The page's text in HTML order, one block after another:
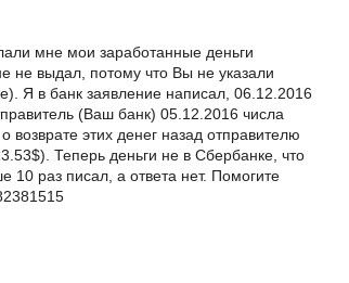
мне мои заработанные деньги
не выдал, потому что Вы не указали
Я в банк заявление написал, 06.12.2016
(Ваш банк) 05.12.2016 числа
этих денег назад отправителю
Теперь деньги не в Сбербанке, что
10 раз писал, а ответа нет. Помогите